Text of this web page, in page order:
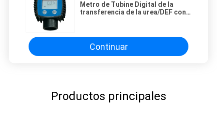
Metro de Tubine Digital de la
transferencia de la urea/DEF con
Continuar
Productos principales